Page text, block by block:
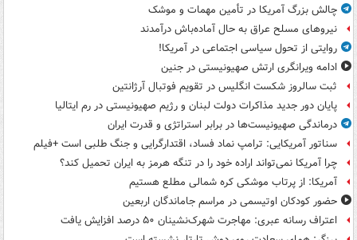
چالش بزرگ آمریکا در تأمین مهمات و موشک
نیروهای مسلح عراق به حال آماده‌باش درآمدند
روایتی از تحول سیاسی اجتماعی در آمریکا!
ادامه ویرانگری ارتش صهیونیستی در جنین
ثبت سالروز شکست انگلیس در تقویم فوتبال آرژانتین
پایان دور جدید مذاکرات دولت لبنان و رژیم صهیونیستی در رم ایتالیا
درماندگی صهیونیست‌ها در برابر استراتژی و قدرت ایران
سناتور آمریکایی: ترامپ نماد فساد، اقتدارگرایی و جنگ طلبی است +فیلم
چرا آمریکا نمی‌تواند اراده خود را در تنگه هرمز به ایران تحمیل کند؟
آمریکا: از پرتاب موشکی کره شمالی مطلع هستیم
حضور کودکان اوتیسمی در مراسم جاماندگان اربعین
اعتراف رسانه عبری: مهاجرت شهرک‌نشینان ۵۰ درصد افزایش یافت